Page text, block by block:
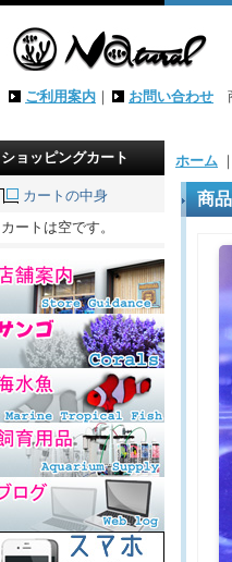
ご利用案内 ｜ お問い合わせ
ショッピングカート
カートの中身
カートは空です。
ホーム
商